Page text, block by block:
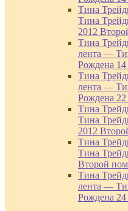
Тина
Тина
2012
Тина
лента —
Рождена
Тина
лента —
Рождена
Тина
Тина
2012
Тина
Тина
Второй
Тина
лента —
Рождена